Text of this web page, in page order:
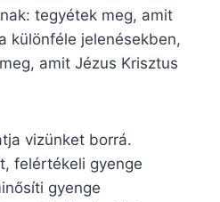
tegyétek meg, amit
különféle jelenésekben,
amit Jézus Krisztus
vizünket borrá.
felértékeli gyenge
gyenge